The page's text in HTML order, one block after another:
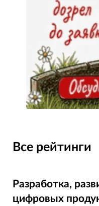
Все рейтинги
Разработка,
цифровых